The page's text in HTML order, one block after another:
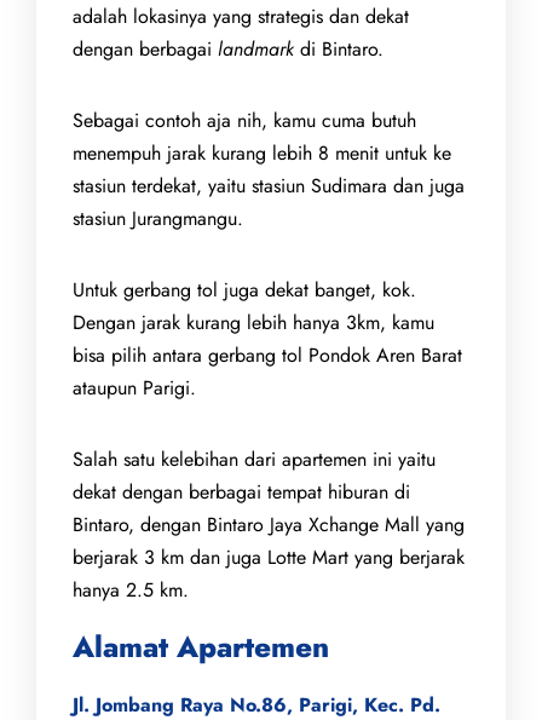
adalah lokasinya yang strategis dan dekat
dengan berbagai landmark di Bintaro.
Sebagai contoh aja nih, kamu cuma butuh
menempuh jarak kurang lebih 8 menit untuk ke
stasiun terdekat, yaitu stasiun Sudimara dan juga
stasiun Jurangmangu.
Untuk gerbang tol juga dekat banget, kok.
Dengan jarak kurang lebih hanya 3km, kamu
bisa pilih antara gerbang tol Pondok Aren Barat
ataupun Parigi.
Salah satu kelebihan dari apartemen ini yaitu
dekat dengan berbagai tempat hiburan di
Bintaro, dengan Bintaro Jaya Xchange Mall yang
berjarak 3 km dan juga Lotte Mart yang berjarak
hanya 2.5 km.
Alamat Apartemen
Jl. Jombang Raya No.86, Parigi, Kec. Pd.